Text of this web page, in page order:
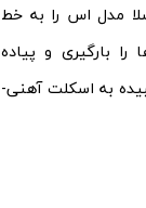
مدل اس را به خط
را بارگیری و پیاده
به اسکلت آهنی-